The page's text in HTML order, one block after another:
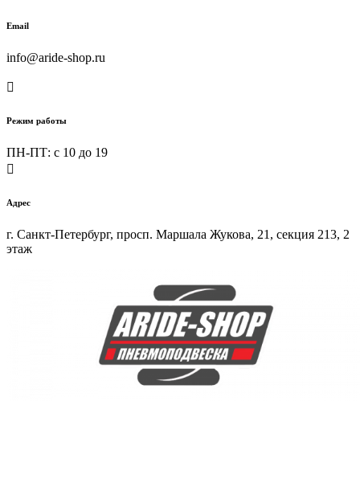
Email
info@aride-shop.ru

Режим работы
ПН-ПТ: c 10 до 19

Адрес
г. Санкт-Петербург, просп. Маршала Жукова, 21, секция 213, 2
этаж